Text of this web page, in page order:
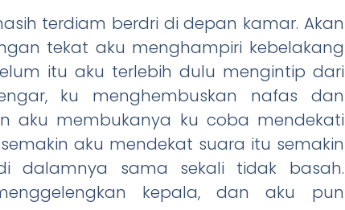
terdiam berdri di depan kamar. Akan
tekat aku menghampiri kebelakang
itu aku terlebih dulu mengintip dari
ku menghembuskan nafas dan
aku membukanya ku coba mendekati
aku mendekat suara itu semakin
dalamnya sama sekali tidak basah.
kepala, dan aku pun